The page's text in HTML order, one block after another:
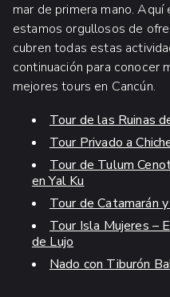
mar de primera mano. Aquí
estamos orgullosos de
cubren todas estas
continuación para conocer
mejores tours en Cancún.
Tour de las Ruinas
Tour Privado a
Tour de Tulum
en Yal Ku
Tour de Catamarán
Tour Isla Mujeres –
de Lujo
Nado con Tiburón